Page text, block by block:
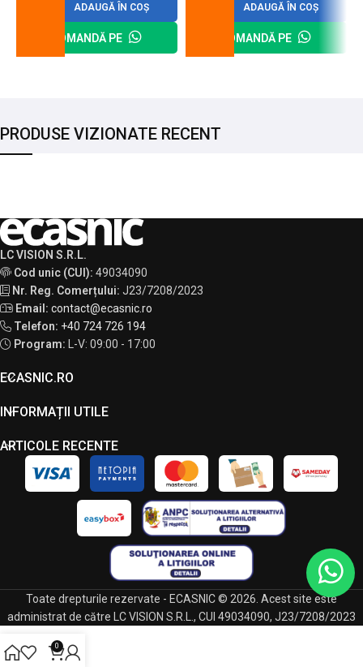
ADAUGĂ ÎN COȘ
COMANDĂ PE
ADAUGĂ ÎN COȘ
COMANDĂ PE
PRODUSE VIZIONATE RECENT
LC VISION S.R.L.
Cod unic (CUI): 49034090
Nr. Reg. Comerțului: J23/7208/2023
Email: contact@ecasnic.ro
Telefon: +40 724 726 194
Program:
L-V: 09:00 - 17:00
ECASNIC.RO
INFORMAȚII UTILE
ARTICOLE RECENTE
Toate drepturile rezervate - ECASNIC © 2026. Acest site este
administrat de către LC VISION S.R.L., CUI 49034090, J23/7208/2023
0